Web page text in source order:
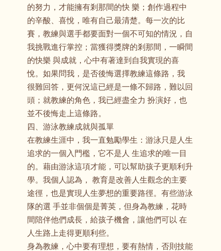
的努力，才能擁有剎那間的快 樂；創作過程中
的辛酸、喜悅，唯有自己最清楚。每一次的比
賽，教練與選手都要面對一個不可知的情況，自
我挑戰進行掌控；當獲得獎牌的剎那間，一瞬間
的快樂 與成就，心中有著達到自我實現的喜
悅。如果問我，是否後悔選擇教練這條路，我
很難回答，更何況這已經是一條不歸路，難以回
頭；就教練的角色，我已經盡全力 扮演好，也
並不後悔走上這條路。
四、游泳教練成就與孤單
在教練生涯中，我一直勉勵學生：游泳只是人生
追求的一個入門檻，它不是人 生追求的唯一目
的。藉由游泳這項才能，可以幫助孩子更順利升
學。我個人認為， 教育是改善人生觀念的主要
途徑，也是實現人生夢想的重要路徑。有些游泳
隊的選 手並非個個是菁英，但身為教練，花時
間陪伴他們成長，給孩子機會，讓他們可以 在
人生路上走得更順利些。
身為教練，心中要有理想，要有熱情，否則技能